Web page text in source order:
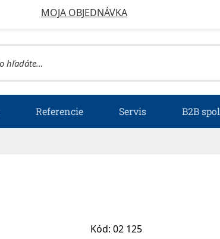
MOJA OBJEDNÁVKA
Referencie Servis B2B
Kód: 02 125